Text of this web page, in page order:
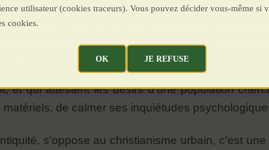
neuf par une sorte de claudication rituelle
l'un des éléments de la séquence magique ; ou
de nouvelle lune pour aider à
destinées à détourner les périls d'un sort
et qui attestent les désirs d'une population
de calmer ses inquiétudes
s'oppose au christianisme urbain, c'est
utilisateur (cookies traceurs). Vous pouvez décider vous-même si
cookies.
OK JE REFUSE